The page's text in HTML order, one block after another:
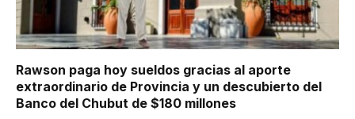
Rawson paga hoy sueldos gracias al aporte
extraordinario de Provincia y un descubierto del
Banco del Chubut de $180 millones